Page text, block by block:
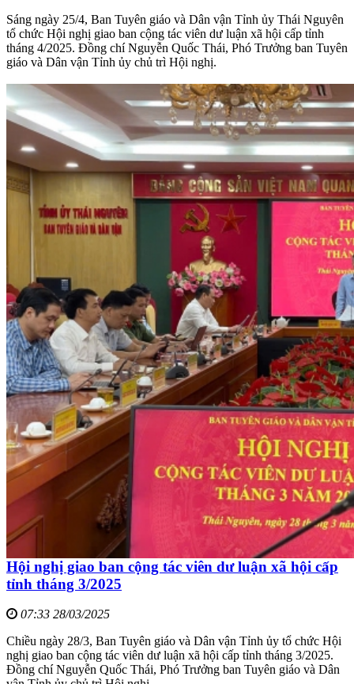
Sáng ngày 25/4, Ban Tuyên giáo và Dân vận Tỉnh ủy Thái Nguyên
tổ chức Hội nghị giao ban cộng tác viên dư luận xã hội cấp tỉnh
tháng 4/2025. Đồng chí Nguyễn Quốc Thái, Phó Trưởng ban Tuyên
giáo và Dân vận Tỉnh ủy chủ trì Hội nghị.
Hội nghị giao ban cộng tác viên dư luận xã hội cấp
tỉnh tháng 3/2025
07:33 28/03/2025
Chiều ngày 28/3, Ban Tuyên giáo và Dân vận Tỉnh ủy tổ chức Hội
nghị giao ban cộng tác viên dư luận xã hội cấp tỉnh tháng 3/2025.
Đồng chí Nguyễn Quốc Thái, Phó Trưởng ban Tuyên giáo và Dân